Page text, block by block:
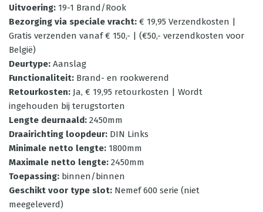
Uitvoering: 19-1 Brand/Rook
Bezorging via speciale vracht: € 19,95 Verzendkosten |
Gratis verzenden vanaf € 150,- | (€50,- verzendkosten voor
België)
Deurtype: Aanslag
Functionaliteit: Brand- en rookwerend
Retourkosten: Ja, € 19,95 retourkosten | Wordt
ingehouden bij terugstorten
Lengte deurnaald: 2450mm
Draairichting loopdeur: DIN Links
Minimale netto lengte: 1800mm
Maximale netto lengte: 2450mm
Toepassing: binnen/binnen
Geschikt voor type slot: Nemef 600 serie (niet
meegeleverd)